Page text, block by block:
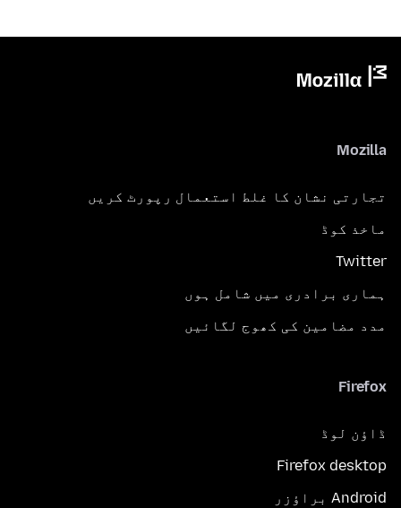
Mozilla
تجارتی نشان کا غلط استعمال رپورٹ کریں
ماخذ کوڈ
Twitter
ہماری برادری میں شامل ہوں
مدد مضامین کی کھوج لگائیں
Firefox
ڈاؤن لوڈ
Firefox desktop
Android براؤزر